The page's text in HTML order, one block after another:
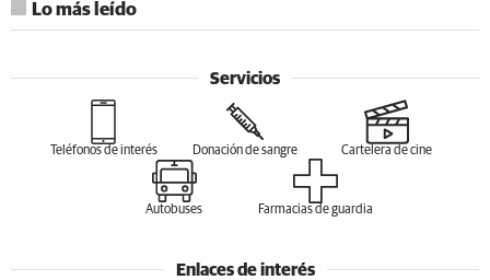
Lo más leído
Servicios
Teléfonos de interés Donación de sangre Cartelera de cine
Autobuses Farmacias de guardia
Enlaces de interés